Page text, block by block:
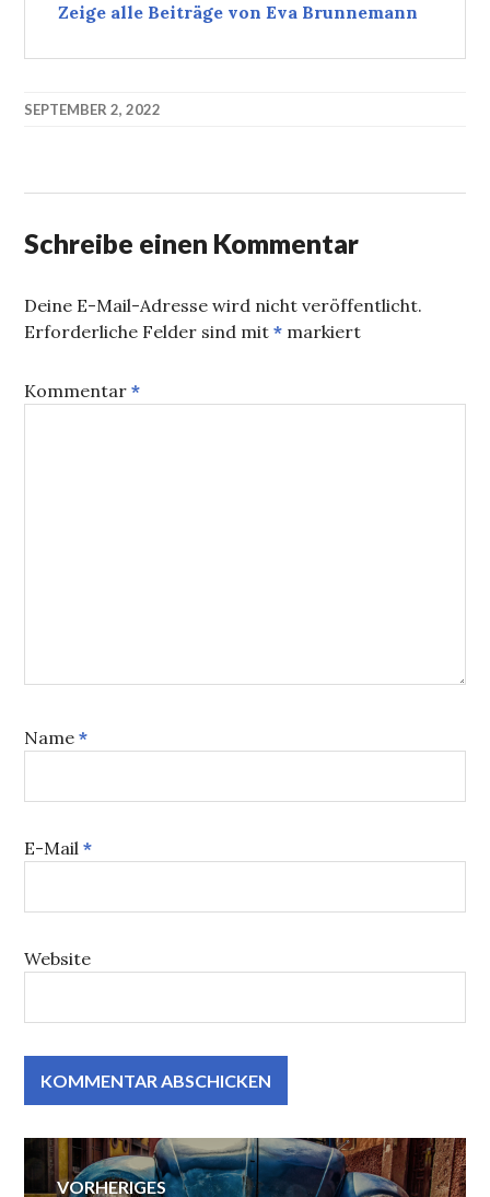
Zeige alle Beiträge von Eva Brunnemann
SEPTEMBER 2, 2022
Schreibe einen Kommentar
Deine E-Mail-Adresse wird nicht veröffentlicht.
Erforderliche Felder sind mit* markiert
Kommentar*
Name*
E-Mail*
Website
Beitrags-
VORHERIGES